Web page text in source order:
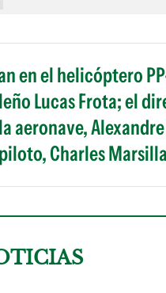
en el helicóptero
Lucas Frota; el
aeronave,
Charles